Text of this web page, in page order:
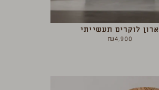
ארון לוקרים תעשייתי
₪4,900